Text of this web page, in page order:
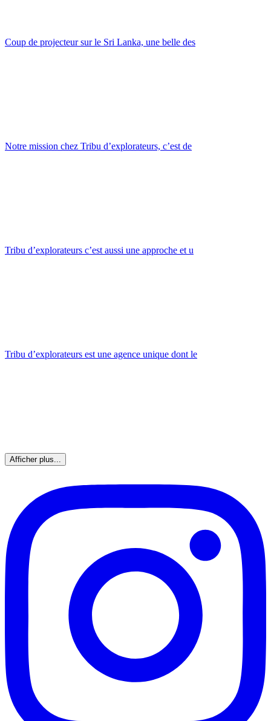
Coup de projecteur sur le Sri Lanka, une belle des
Notre mission chez Tribu d’explorateurs, c’est de
Tribu d’explorateurs c’est aussi une approche et u
Tribu d’explorateurs est une agence unique dont le
Afficher plus...